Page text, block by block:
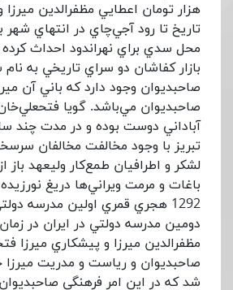
هزار تومان اعطايي مظفرالدين ميرزا
تاريخ تا رود آجي‌چاي در انتهاي
محل سدي براي نهراندود احداث كرده
بازار كفاشان دو سراي تاريخي به
صاحبديوان وجود دارد كه باني آن
صاحبديوان مي‌باشد. گويا
آباداني دوست بوده و در مدت چند
تبريز با وجود مخالفت مخالفان
لشكر و اطرافيان طمع‌كار وليعهد
باغات و مرمت ويراني‌ها دريغ
1292 هجري قمري اولين مدرسه
دومين مدرسه دولتي در ايران در
مظفرالدين ميرزا و پيشكاري ميرزا
صاحبديوان و رياست و مدريت
شد كه در اين امر فرهنگي